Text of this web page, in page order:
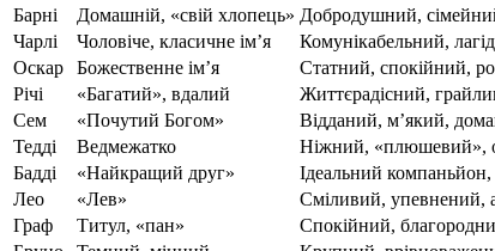
Барні
Домашній, «свій хлопець» Добродушний,
Чарлі
Чоловіче, класичне ім’я
Комунікабельний,
Оскар
Божественне ім’я
Статний, спокійний,
Річі
«Багатий», вдалий
Життєрадісний,
Сем
«Почутий Богом»
Відданий, м’який,
Тедді
Ведмежатко
Ніжний, «плюшевий»,
Бадді
«Найкращий друг»
Ідеальний
Лео
«Лев»
Сміливий, упевнений,
Граф
Титул, «пан»
Спокійний,